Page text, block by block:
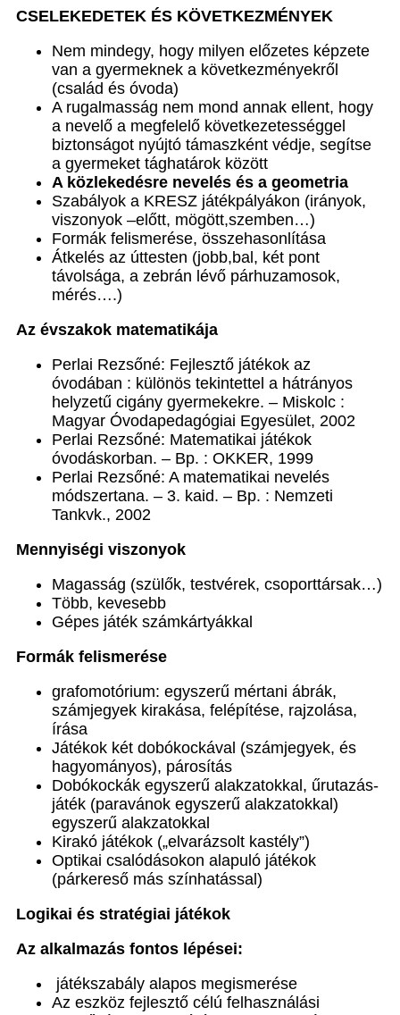
CSELEKEDETEK ÉS KÖVETKEZMÉNYEK
Nem mindegy, hogy milyen előzetes képzete
van a gyermeknek a következményekről
(család és óvoda)
A rugalmasság nem mond annak ellent, hogy
a nevelő a megfelelő következetességgel
biztonságot nyújtó támaszként védje, segítse
a gyermeket tághatárok között
A közlekedésre nevelés és a geometria
Szabályok a KRESZ játékpályákon (irányok,
viszonyok –előtt, mögött,szemben…)
Formák felismerése, összehasonlítása
Átkelés az úttesten (jobb,bal, két pont
távolsága, a zebrán lévő párhuzamosok,
mérés….)
Az évszakok matematikája
Perlai Rezsőné: Fejlesztő játékok az
óvodában : különös tekintettel a hátrányos
helyzetű cigány gyermekekre. – Miskolc :
Magyar Óvodapedagógiai Egyesület, 2002
Perlai Rezsőné: Matematikai játékok
óvodáskorban. – Bp. : OKKER, 1999
Perlai Rezsőné: A matematikai nevelés
módszertana. – 3. kaid. – Bp. : Nemzeti
Tankvk., 2002
Mennyiségi viszonyok
Magasság (szülők, testvérek, csoporttársak…)
Több, kevesebb
Gépes játék számkártyákkal
Formák felismerése
grafomotórium: egyszerű mértani ábrák,
számjegyek kirakása, felépítése, rajzolása,
írása
Játékok két dobókockával (számjegyek, és
hagyományos), párosítás
Dobókockák egyszerű alakzatokkal, űrutazás-
játék (paravánok egyszerű alakzatokkal)
egyszerű alakzatokkal
Kirakó játékok („elvarázsolt kastély”)
Optikai csalódásokon alapuló játékok
(párkereső más színhatással)
Logikai és stratégiai játékok
Az alkalmazás fontos lépései:
játékszabály alapos megismerése
Az eszköz fejlesztő célú felhasználási